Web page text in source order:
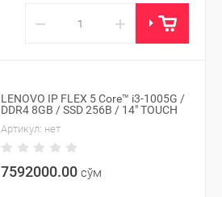
− +
LENOVO IP FLEX 5 Core™ i3-1005G /
DDR4 8GB / SSD 256B / 14" TOUCH
Артикул: нет
7592000.00 сўм